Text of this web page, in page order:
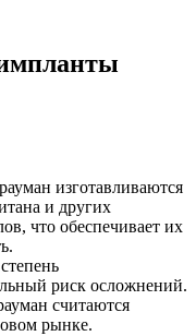
изготавливаются
и других
что обеспечивает их
риск осложнений.
считаются
рынке.